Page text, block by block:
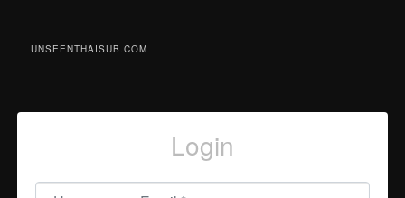
UNSEENTHAISUB.COM
Login
Username or Email